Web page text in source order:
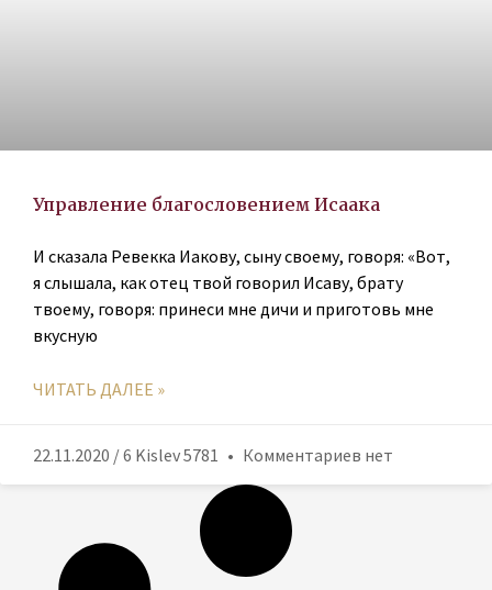
Управление благословением Исаака
И сказала Ревекка Иакову, сыну своему, говоря: «Вот,
я слышала, как отец твой говорил Исаву, брату
твоему, говоря: принеси мне дичи и приготовь мне
вкусную
ЧИТАТЬ ДАЛЕЕ »
22.11.2020 / 6 Kislev 5781 Комментариев нет